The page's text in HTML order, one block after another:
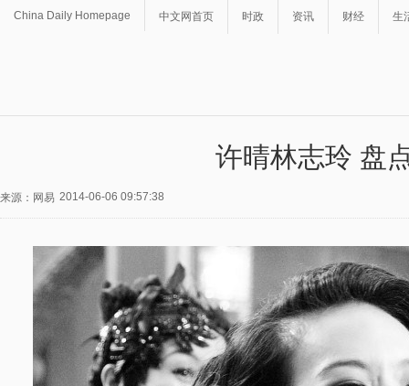
China Daily Homepage 中文网首页 时政 资讯 财经 生
许晴林志玲 盘
来源：网易 2014-06-06 09:57:38